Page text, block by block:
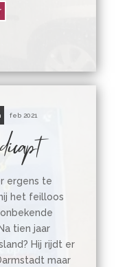
feb 2021
ergens te
het feilloos
tien jaar
Hij rijdt er
maar